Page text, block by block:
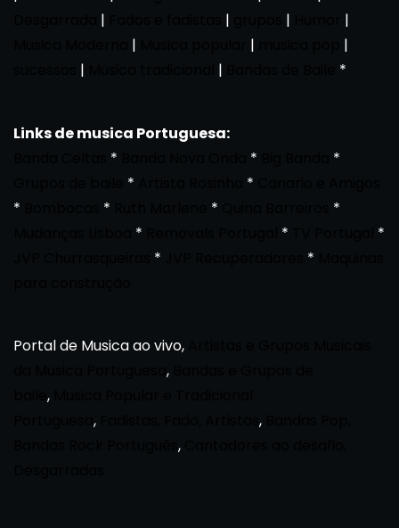
| | |
|
| |
|
| | *
Links de musica Portuguesa:
* *
*
* *
*
* *
*
* *
*
* *
Portal de Musica ao vivo,
,
,
, ,
,